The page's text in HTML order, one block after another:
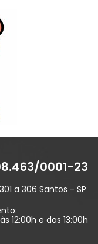
0001-23
a 306 Santos - SP
12:00h e das 13:00h